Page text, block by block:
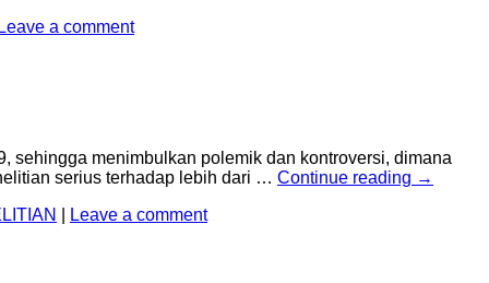
a comment
sehingga menimbulkan polemik dan kontroversi, dimana
serius terhadap lebih dari … Continue reading →
Leave a comment